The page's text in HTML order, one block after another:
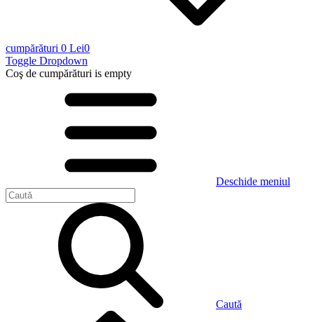
cumpărături 0 Lei0
Toggle Dropdown
Coş de cumpărături is empty
Deschide meniul
Caută